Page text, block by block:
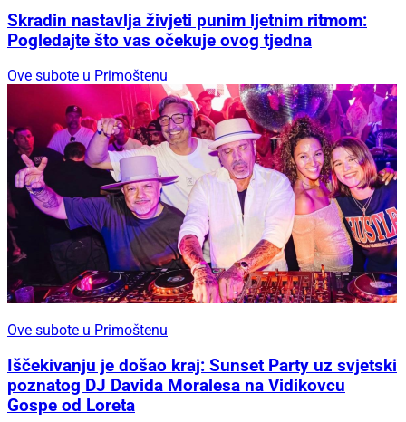
Skradin nastavlja živjeti punim ljetnim ritmom:
Pogledajte što vas očekuje ovog tjedna
Ove subote u Primoštenu
Ove subote u Primoštenu
Iščekivanju je došao kraj: Sunset Party uz svjetski
poznatog DJ Davida Moralesa na Vidikovcu
Gospe od Loreta